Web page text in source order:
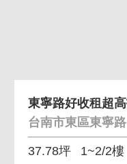
台南市東區東寧路
37.78坪 1~2/2樓